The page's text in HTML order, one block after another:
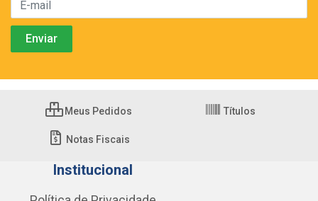
Meus Pedidos Títulos
Notas Fiscais
Institucional